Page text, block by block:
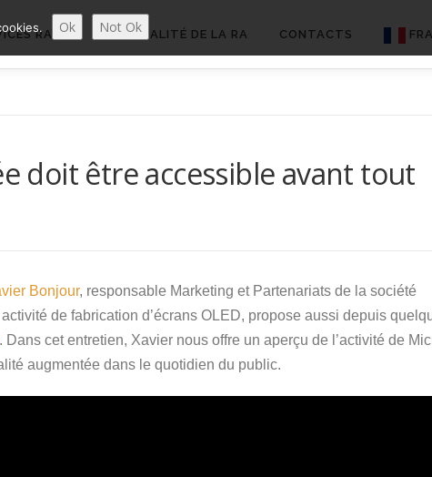
RA’PRO ACTUALITÉ DE LA RA CONTACTS
doit être accessible avant tout
Bonjour, responsable Marketing et Partenariats de la société
de fabrication d’écrans OLED, propose aussi depuis
. Dans cet entretien, Xavier nous offre un aperçu de l’activité de
augmentée dans le quotidien du public.
Ok Not Ok